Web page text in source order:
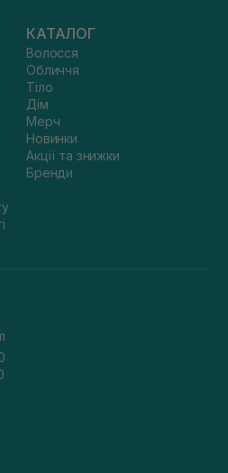
КАТАЛОГ
Волосся
Обличчя
Тіло
Дім
Мерч
Новинки
Акції та знижки
Бренди